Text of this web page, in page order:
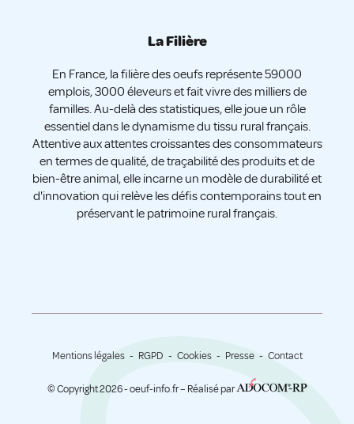
La Filière
En France, la filière des oeufs représente 59000
emplois, 3000 éleveurs et fait vivre des milliers de
familles. Au-delà des statistiques, elle joue un rôle
essentiel dans le dynamisme du tissu rural français.
Attentive aux attentes croissantes des consommateurs
en termes de qualité, de traçabilité des produits et de
bien-être animal, elle incarne un modèle de durabilité et
d'innovation qui relève les défis contemporains tout en
préservant le patrimoine rural français.
© Copyright 2026 - oeuf-info.fr – Réalisé par
Mentions légales RGPD Cookies Presse Contact